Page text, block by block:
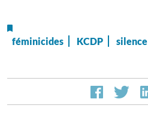
féminicides KCDP silence